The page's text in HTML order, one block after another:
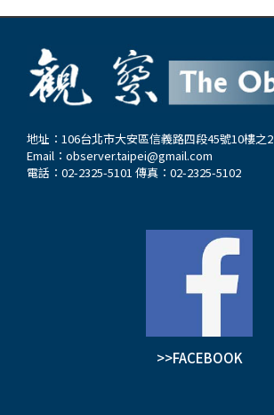
地址：106台北市大安區信義路四段45號10樓之2
Email： observer.taipei@gmail.com
電話：02-2325-5101 傳真：02-2325-5102
>>FACEBOOK